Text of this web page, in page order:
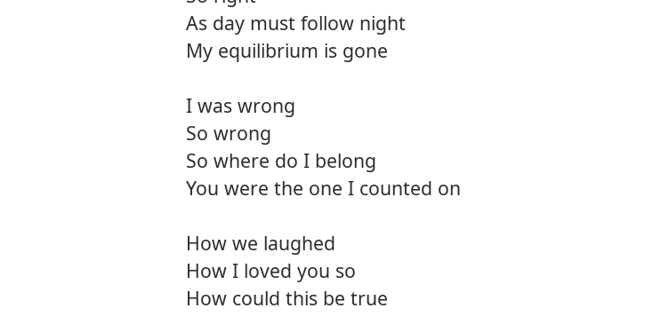
As day must follow night
My equilibrium is gone
I was wrong
So wrong
So where do I belong
You were the one I counted on
How we laughed
How I loved you so
How could this be true